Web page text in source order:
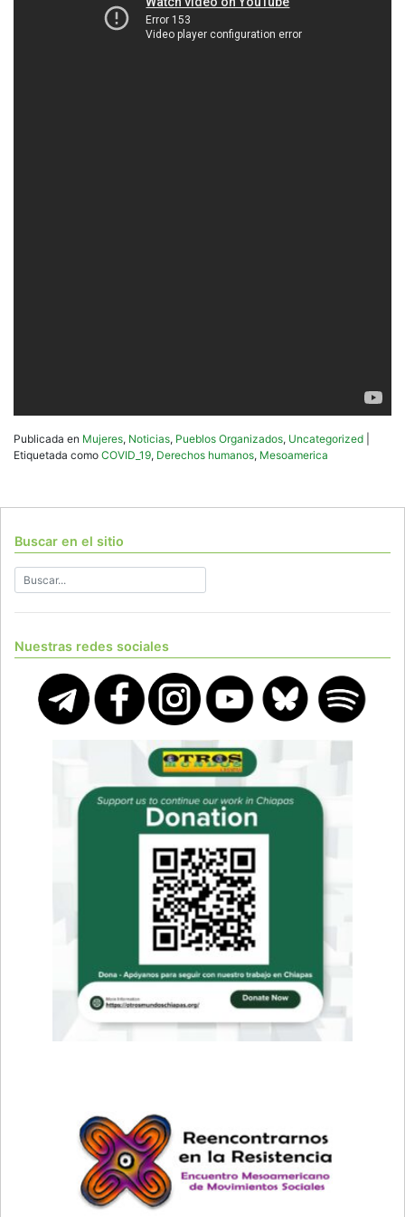
Publicada en Mujeres, Noticias, Pueblos Organizados, Uncategorized
Etiquetada como COVID_19, Derechos humanos, Mesoamerica
Buscar en el sitio
Nuestras redes sociales